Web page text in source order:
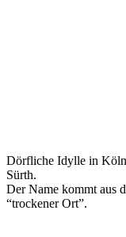
Dörfliche Idylle in
Sürth.
Der Name kommt aus
“trockener Ort”.